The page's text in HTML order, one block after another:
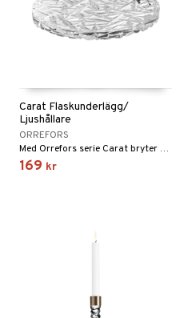
Carat Flaskunderlägg/
Ljushållare
ORREFORS
Med Orrefors serie Carat bryter Lena Bergström mot den traditionella glasslipningens ideal.
169 kr